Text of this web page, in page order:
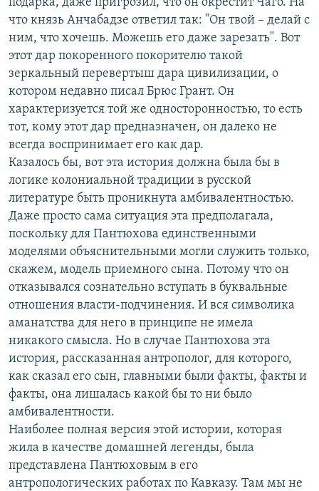
что князь Анчабадзе ответил так: "Он твой – делай с
ним, что хочешь. Можешь его даже зарезать". Вот
этот дар покоренного покорителю такой
зеркальный перевертыш дара цивилизации, о
котором недавно писал Брюс Грант. Он
характеризуется той же односторонностью, то есть
тот, кому этот дар предназначен, он далеко не
всегда воспринимает его как дар.
Казалось бы, вот эта история должна была бы в
логике колониальной традиции в русской
литературе быть проникнута амбивалентностью.
Даже просто сама ситуация эта предполагала,
поскольку для Пантюхова единственными
моделями объяснительными могли служить только,
скажем, модель приемного сына. Потому что он
отказывался сознательно вступать в буквальные
отношения власти-подчинения. И вся символика
аманатства для него в принципе не имела
никакого смысла. Но в случае Пантюхова эта
история, рассказанная антрополог, для которого,
как сказал его сын, главными были факты, факты и
факты, она лишалась какой бы то ни было
амбивалентности.
Наиболее полная версия этой истории, которая
жила в качестве домашней легенды, была
представлена Пантюховым в его
антропологических работах по Кавказу. Там мы не